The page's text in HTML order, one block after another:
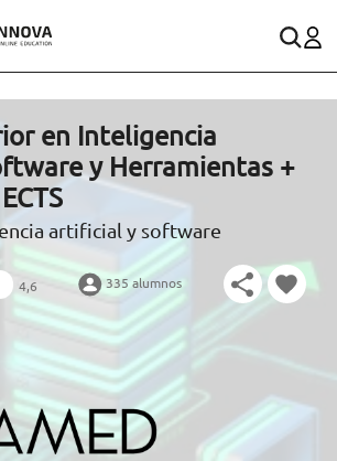
(gratuito en España)
en Inteligencia
y Herramientas +
artificial y software
4,6 335 alumnos